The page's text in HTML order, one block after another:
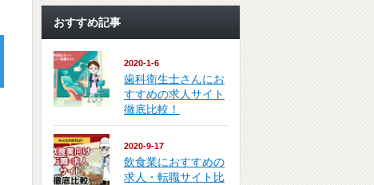
おすすめ記事
2020-1-6
歯科衛生士さんにお
すすめの求人サイト
徹底比較！
2020-9-17
飲食業におすすめの
求人・転職サイト比